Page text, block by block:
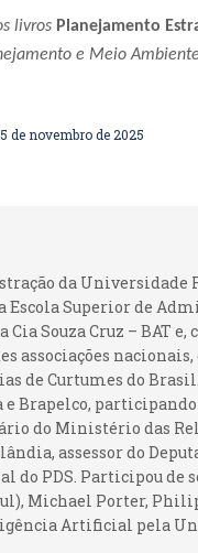
livros Planejamento
e Meio
de novembro de 2025
da Universidade
Escola Superior de
Souza Cruz – BAT e,
associações nacionais,
de Curtumes do
Brapelco,
do Ministério das
assessor do
do PDS. Participou de
Michael Porter,
Artificial pela